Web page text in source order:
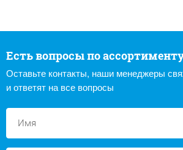
Есть вопросы по
Оставьте контакты, наши менеджеры
и ответят на все вопросы